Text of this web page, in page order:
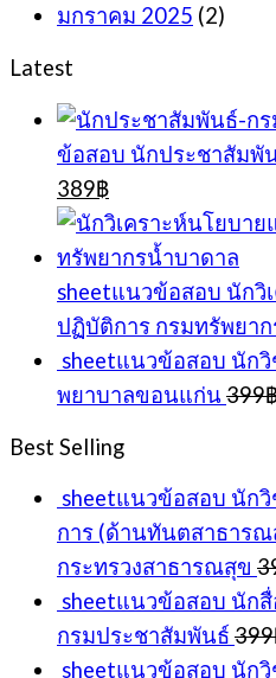
มกราคม 2025 (2)
Latest
ข้อสอบ นักประชาสัมพั
Original
price
was:
399฿.
389฿Current
price
is:
389฿.
sheetแนวข้อสอบ นักวิ
ปฏิบัติการ กรมทรัพยา
sheetแนวข้อสอบ นัก
พยาบาลขอนแก่น 399
Best Selling
sheetแนวข้อสอบ นัก
การ (ด้านทันตสาธาร
กระทรวงสาธารณสุข
sheetแนวข้อสอบ นัก
กรมประชาสัมพันธ์ 399
sheetแนวข้อสอบ นักวิ